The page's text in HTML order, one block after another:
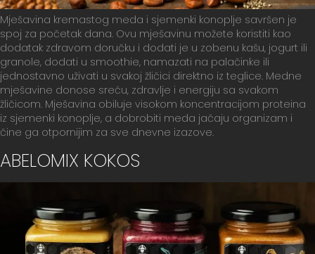
Mješavina kremastog meda i sjemenki konoplje savršen je
spoj za početak dana. Ovu mješavinu možete koristiti kao
dodatak zdravom doručku i dodati je u zobenu kašu, jogurt ili
granole, dodati u smoothie, namazati na palačinke ili
jednostavno uživati u svakoj žličici direktno iz teglice. Medne
mješavine donose sreću, zdravlje i energiju sa svakom
žličicom. Mješavina obiluje visokom koncentracijom proteina
iz sjemenki konoplje, a dobrobiti meda jačaju organizam i
čine ga otpornijim za sve dnevne izazove.
ABELOMIX KOKOS